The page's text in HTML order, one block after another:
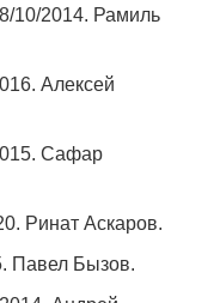
10/2014. Рамиль
Алексей
Сафар
Ринат Аскаров.
Павел Бызов.